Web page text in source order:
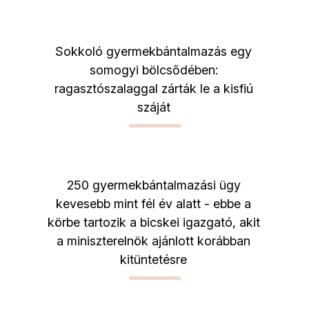
Sokkoló gyermekbántalmazás egy
somogyi bölcsődében:
ragasztószalaggal zárták le a kisfiú
száját
250 gyermekbántalmazási ügy
kevesebb mint fél év alatt - ebbe a
körbe tartozik a bicskei igazgató, akit
a miniszterelnök ajánlott korábban
kitüntetésre